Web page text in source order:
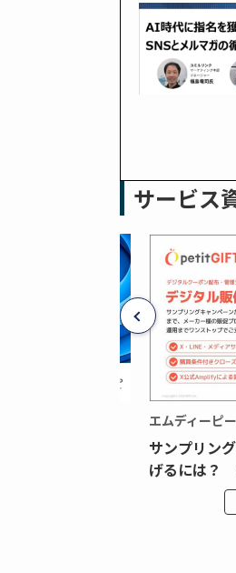
サービス
エムディーピー
サンプリン
げるには？